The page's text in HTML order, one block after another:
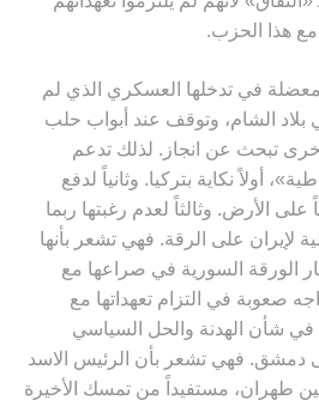
مع هذا الحزب.
في تدخلها العسكري الذي لم
بلاد الشام، وتوقف عند أبواب حلب
تبحث عن انجاز. لذلك تدعم
أولاً نكاية بتركيا. وثانياً لدفع
على الأرض. وثالثاً لعدم رغبتها ربما
لإيران على الرقة. فهي تشعر بأنها
الورقة السورية في صراعها مع
صعوبة في التزام تعهداتها مع
في شأن الهدنة والحل السياسي
دمشق. فهي تشعر بأن الرئيس الاسد
طهران، مستفيداً من تمسك الأخيرة